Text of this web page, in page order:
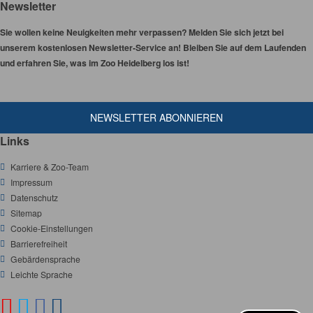
Newsletter
Sie wollen keine Neuigkeiten mehr verpassen? Melden Sie sich jetzt bei
unserem kostenlosen Newsletter-Service an! Bleiben Sie auf dem Laufenden
und erfahren Sie, was im Zoo Heidelberg los ist!
NEWSLETTER ABONNIEREN
Links
Karriere & Zoo-Team
Impressum
Datenschutz
Sitemap
Cookie-Einstellungen
Barrierefreiheit
Gebärdensprache
Leichte Sprache
S
Y T F